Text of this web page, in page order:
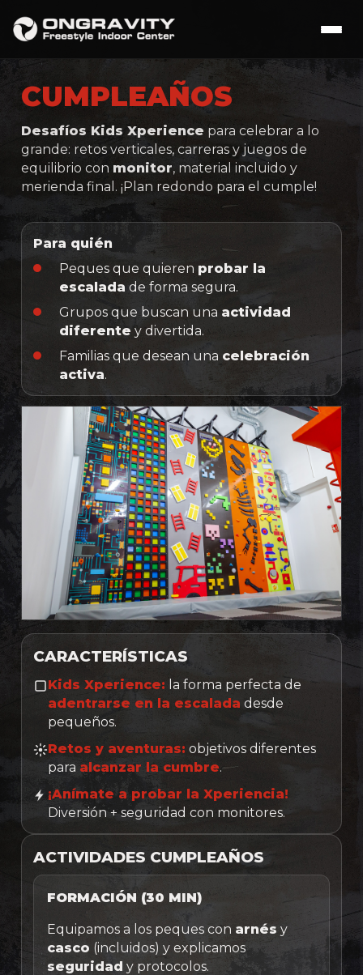
CUMPLEAÑOS
Desafíos Kids Xperience para celebrar a lo
grande: retos verticales, carreras y juegos de
equilibrio con monitor, material incluido y
merienda final. ¡Plan redondo para el cumple!
Para quién
Peques que quieren probar la
escalada de forma segura.
Grupos que buscan una actividad
diferente y divertida.
Familias que desean una celebración
activa.
CARACTERÍSTICAS
Kids Xperience: la forma perfecta de
adentrarse en la escalada desde
pequeños.
Retos y aventuras: objetivos diferentes
para alcanzar la cumbre.
¡Anímate a probar la Xperiencia!
Diversión + seguridad con monitores.
ACTIVIDADES CUMPLEAÑOS
FORMACIÓN (30 MIN)
Equipamos a los peques con arnés y
casco (incluidos) y explicamos
seguridad y protocolos.